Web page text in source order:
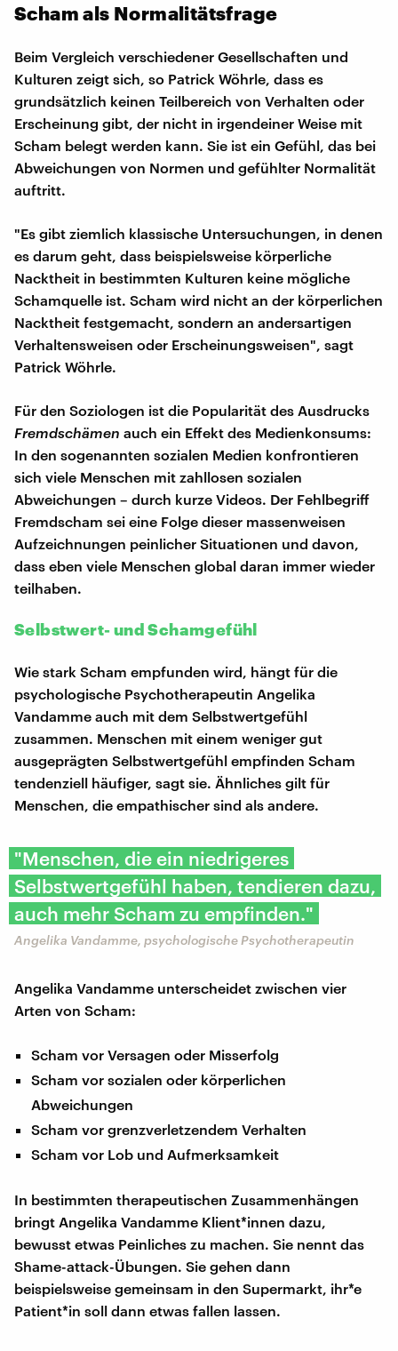
Scham als Normalitätsfrage
Beim Vergleich verschiedener Gesellschaften und
Kulturen zeigt sich, so Patrick Wöhrle, dass es
grundsätzlich keinen Teilbereich von Verhalten oder
Erscheinung gibt, der nicht in irgendeiner Weise mit
Scham belegt werden kann. Sie ist ein Gefühl, das bei
Abweichungen von Normen und gefühlter Normalität
auftritt.
"Es gibt ziemlich klassische Untersuchungen, in denen
es darum geht, dass beispielsweise körperliche
Nacktheit in bestimmten Kulturen keine mögliche
Schamquelle ist. Scham wird nicht an der körperlichen
Nacktheit festgemacht, sondern an andersartigen
Verhaltensweisen oder Erscheinungsweisen", sagt
Patrick Wöhrle.
Für den Soziologen ist die Popularität des Ausdrucks
Fremdschämen auch ein Effekt des Medienkonsums:
In den sogenannten sozialen Medien konfrontieren
sich viele Menschen mit zahllosen sozialen
Abweichungen – durch kurze Videos. Der Fehlbegriff
Fremdscham sei eine Folge dieser massenweisen
Aufzeichnungen peinlicher Situationen und davon,
dass eben viele Menschen global daran immer wieder
teilhaben.
Selbstwert- und Schamgefühl
Wie stark Scham empfunden wird, hängt für die
psychologische Psychotherapeutin Angelika
Vandamme auch mit dem Selbstwertgefühl
zusammen. Menschen mit einem weniger gut
ausgeprägten Selbstwertgefühl empfinden Scham
tendenziell häufiger, sagt sie. Ähnliches gilt für
Menschen, die empathischer sind als andere.
"Menschen, die ein niedrigeres
Selbstwertgefühl haben, tendieren dazu,
auch mehr Scham zu empfinden."
Angelika Vandamme, psychologische Psychotherapeutin
Angelika Vandamme unterscheidet zwischen vier
Arten von Scham:
Scham vor Versagen oder Misserfolg
Scham vor sozialen oder körperlichen
Abweichungen
Scham vor grenzverletzendem Verhalten
Scham vor Lob und Aufmerksamkeit
In bestimmten therapeutischen Zusammenhängen
bringt Angelika Vandamme Klient*innen dazu,
bewusst etwas Peinliches zu machen. Sie nennt das
Shame-attack-Übungen. Sie gehen dann
beispielsweise gemeinsam in den Supermarkt, ihr*e
Patient*in soll dann etwas fallen lassen.